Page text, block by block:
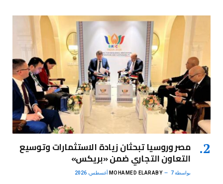
مصر وروسيا تبحثان زيادة الاستثمارات وتوسيع
التعاون التجاري ضمن «بريكس»
بواسطة MOHAMED ELARABY 7 أغسطس، 2026